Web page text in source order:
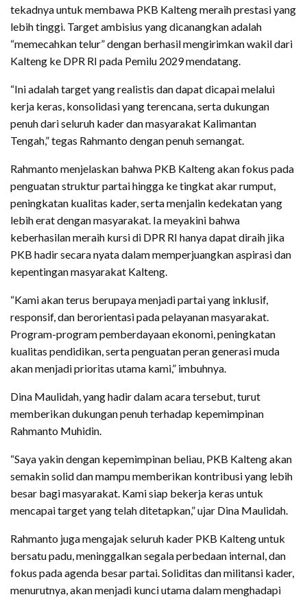
tekadnya untuk membawa PKB Kalteng meraih prestasi yang
lebih tinggi. Target ambisius yang dicanangkan adalah
“memecahkan telur” dengan berhasil mengirimkan wakil dari
Kalteng ke DPR RI pada Pemilu 2029 mendatang.
“Ini adalah target yang realistis dan dapat dicapai melalui
kerja keras, konsolidasi yang terencana, serta dukungan
penuh dari seluruh kader dan masyarakat Kalimantan
Tengah,” tegas Rahmanto dengan penuh semangat.
Rahmanto menjelaskan bahwa PKB Kalteng akan fokus pada
penguatan struktur partai hingga ke tingkat akar rumput,
peningkatan kualitas kader, serta menjalin kedekatan yang
lebih erat dengan masyarakat. Ia meyakini bahwa
keberhasilan meraih kursi di DPR RI hanya dapat diraih jika
PKB hadir secara nyata dalam memperjuangkan aspirasi dan
kepentingan masyarakat Kalteng.
“Kami akan terus berupaya menjadi partai yang inklusif,
responsif, dan berorientasi pada pelayanan masyarakat.
Program-program pemberdayaan ekonomi, peningkatan
kualitas pendidikan, serta penguatan peran generasi muda
akan menjadi prioritas utama kami,” imbuhnya.
Dina Maulidah, yang hadir dalam acara tersebut, turut
memberikan dukungan penuh terhadap kepemimpinan
Rahmanto Muhidin.
“Saya yakin dengan kepemimpinan beliau, PKB Kalteng akan
semakin solid dan mampu memberikan kontribusi yang lebih
besar bagi masyarakat. Kami siap bekerja keras untuk
mencapai target yang telah ditetapkan,” ujar Dina Maulidah.
Rahmanto juga mengajak seluruh kader PKB Kalteng untuk
bersatu padu, meninggalkan segala perbedaan internal, dan
fokus pada agenda besar partai. Soliditas dan militansi kader,
menurutnya, akan menjadi kunci utama dalam menghadapi